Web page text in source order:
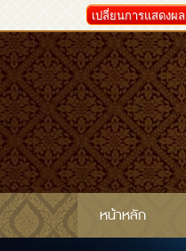
เปลี่ยนการแสดงผล
หน้าหลัก